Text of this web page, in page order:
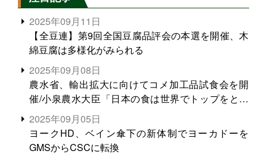
2025年09月11日
【全豆連】第9回全国豆腐品評会の本選を開催、木
綿豆腐は多様化がみられる
2025年09月08日
農水省、輸出拡大に向けてコメ加工品試食会を開
催/小泉農水大臣「日本の食は世界でトップをとれ
る。米増産に向けて、米輸出需要の拡大を」
2025年09月05日
ヨークHD、ベイン傘下の新体制でヨーカドーを
GMSからCSCに転換